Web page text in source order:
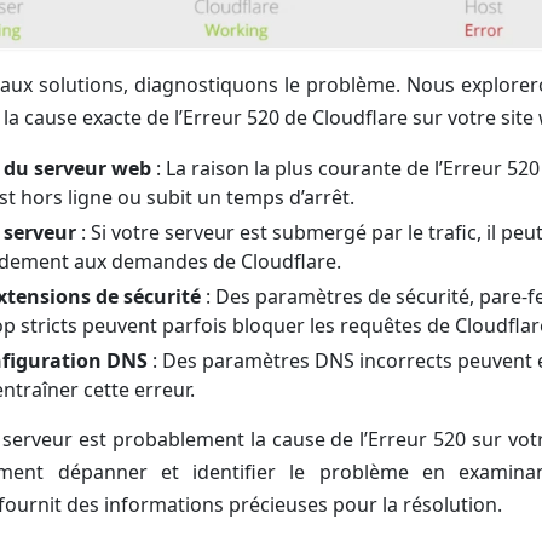
solutions, diagnostiquons le problème. Nous
cause exacte de l’Erreur 520 de Cloudflare sur votre site
du serveur web : La raison la plus courante de l’Erreur
hors ligne ou subit un temps d’arrêt.
: Si votre serveur est submergé par le trafic, il
aux demandes de Cloudflare.
de sécurité : Des paramètres de sécurité, pare-
stricts peuvent parfois bloquer les requêtes de
DNS : Des paramètres DNS incorrects
cette erreur.
est probablement la cause de l’Erreur 520 sur
dépanner et identifier le problème en
des informations précieuses pour la résolution.